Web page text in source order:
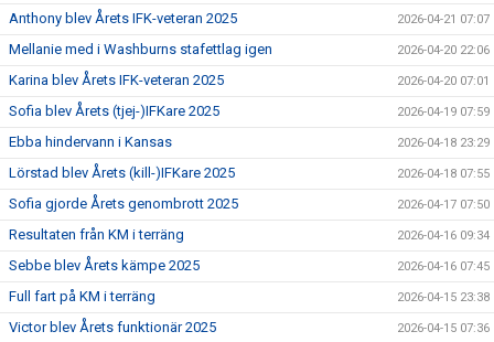
Anthony blev Årets IFK-veteran 2025 2026-04-21 07:07
Mellanie med i Washburns stafettlag igen 2026-04-20 22:06
Karina blev Årets IFK-veteran 2025 2026-04-20 07:01
Sofia blev Årets (tjej-)IFKare 2025 2026-04-19 07:59
Ebba hindervann i Kansas 2026-04-18 23:29
Lörstad blev Årets (kill-)IFKare 2025 2026-04-18 07:55
Sofia gjorde Årets genombrott 2025 2026-04-17 07:50
Resultaten från KM i terräng 2026-04-16 09:34
Sebbe blev Årets kämpe 2025 2026-04-16 07:45
Full fart på KM i terräng 2026-04-15 23:38
Victor blev Årets funktionär 2025 2026-04-15 07:36